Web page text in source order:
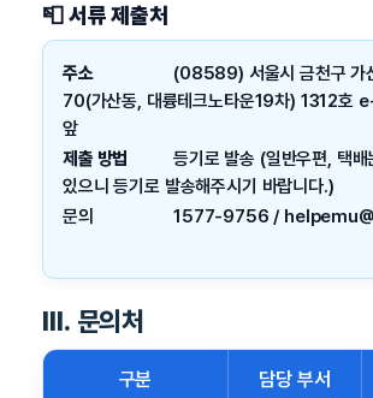
📮 서류 제출처
주소
(08589) 서울시 금천구 가
70(가산동, 대륭테크노타운19차) 1312호
앞
제출 방법
등기로 발송 (일반우편, 택배
있으니 등기로 발송해주시기 바랍니다.)
문의
1577-9756 /
Ⅲ. 문의처
구분 담당 부서